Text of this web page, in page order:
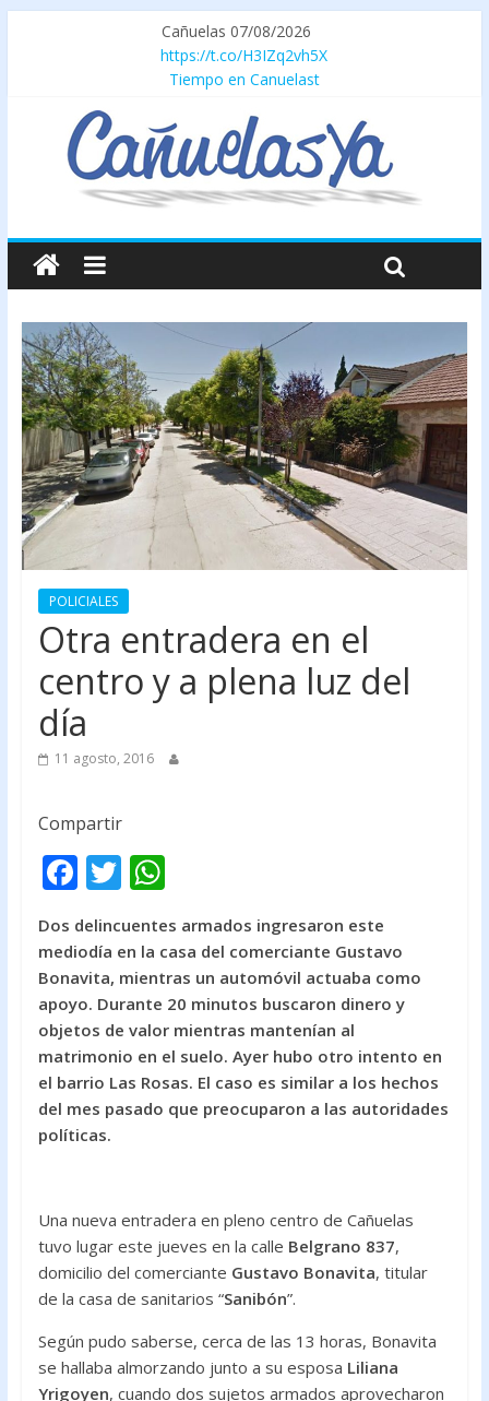
Cañuelas 07/08/2026
https://t.co/H3IZq2vh5X
Tiempo en Canuelast
POLICIALES
Otra entradera en el
centro y a plena luz del
día
11 agosto, 2016
Compartir
F
ac
e
b
o
o
k
T
itt
er
W
at
s
A
p
p
Dos delincuentes armados ingresaron este
mediodía en la casa del comerciante Gustavo
Bonavita, mientras un automóvil actuaba como
apoyo. Durante 20 minutos buscaron dinero y
objetos de valor mientras mantenían al
matrimonio en el suelo. Ayer hubo otro intento en
el barrio Las Rosas. El caso es similar a los hechos
del mes pasado que preocuparon a las autoridades
políticas.
Una nueva entradera en pleno centro de Cañuelas
tuvo lugar este jueves en la calle Belgrano 837,
domicilio del comerciante Gustavo Bonavita, titular
de la casa de sanitarios “Sanibón”.
Según pudo saberse, cerca de las 13 horas, Bonavita
se hallaba almorzando junto a su esposa Liliana
Yrigoyen, cuando dos sujetos armados aprovecharon